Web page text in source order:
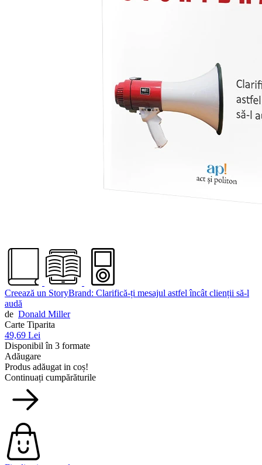
Creează un StoryBrand: Clarifică-ți mesajul astfel încât clienții să-l
audă
de Donald Miller
Carte Tiparita
49,69 Lei
Disponibil în 3 formate
Adăugare
Produs adăugat in coș!
Continuați cumpărăturile